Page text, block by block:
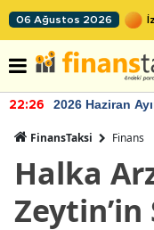
06 Ağustos 2026
22:26 2026 Haziran
FinansTaksi Finans
Halka